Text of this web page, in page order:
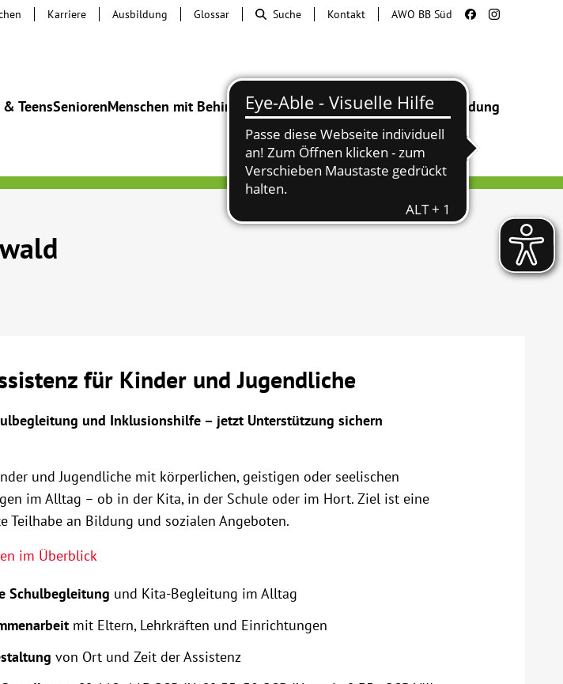
TeensSeniorenMenschen mit BehinderungBeratung & HilfeBegegnung Bildung
Karriere Ausbildung Glossar Suche Kontakt AWO BB Süd
für Kinder und Jugendliche
und Inklusionshilfe – jetzt Unterstützung sichern
und Jugendliche mit körperlichen, geistigen oder seelischen
im Alltag – ob in der Kita, in der Schule oder im Hort. Ziel ist eine
Teilhabe an Bildung und sozialen Angeboten.
im Überblick
Schulbegleitung und Kita-Begleitung im Alltag
mit Eltern, Lehrkräften und Einrichtungen
von Ort und Zeit der Assistenz